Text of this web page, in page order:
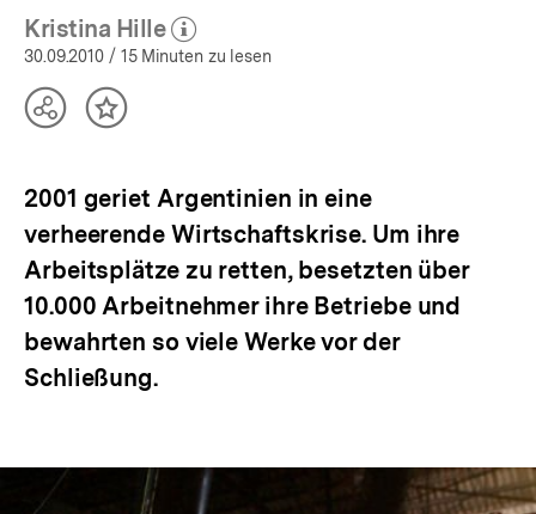
Kristina Hille
(Mehr zum Autor)
öffnen
30.09.2010 / 15 Minuten zu lesen
TeilenInhalt
2001 geriet Argentinien in eine
verheerende Wirtschaftskrise. Um ihre
Arbeitsplätze zu retten, besetzten über
10.000 Arbeitnehmer ihre Betriebe und
bewahrten so viele Werke vor der
Schließung.